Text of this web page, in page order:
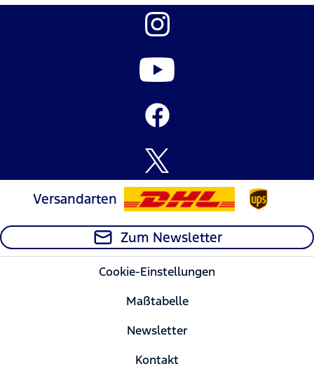
Versandarten
Zum Newsletter
Cookie-Einstellungen
Maßtabelle
Newsletter
Kontakt